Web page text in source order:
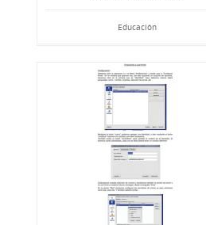
Educación